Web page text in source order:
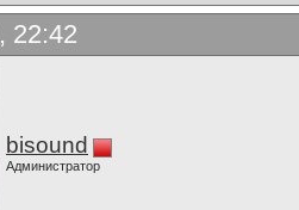
22:42
bisound
Администратор